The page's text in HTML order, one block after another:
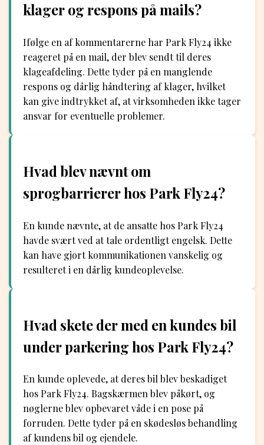
klager og respons på mails?
Ifølge en af kommentarerne har Park Fly24 ikke
reageret på en mail, der blev sendt til deres
klageafdeling. Dette tyder på en manglende
respons og dårlig håndtering af klager, hvilket
kan give indtrykket af, at virksomheden ikke tager
ansvar for eventuelle problemer.
Hvad blev nævnt om
sprogbarrierer hos Park Fly24?
En kunde nævnte, at de ansatte hos Park Fly24
havde svært ved at tale ordentligt engelsk. Dette
kan have gjort kommunikationen vanskelig og
resulteret i en dårlig kundeoplevelse.
Hvad skete der med en kundes bil
under parkering hos Park Fly24?
En kunde oplevede, at deres bil blev beskadiget
hos Park Fly24. Bagskærmen blev påkørt, og
nøglerne blev opbevaret våde i en pose på
forruden. Dette tyder på en skødesløs behandling
af kundens bil og ejendele.